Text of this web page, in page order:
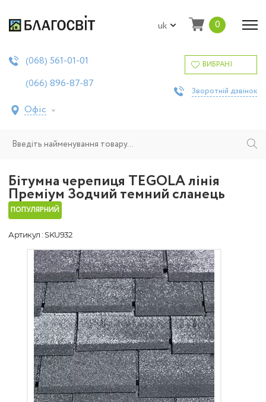
uk 0
(068) 561-01-01
(066) 896-87-87
Офіс
ВИБРАНІ
Зворотній дзвінок
Бітумна черепиця TEGOLA лінія
Преміум Зодчий темний сланець
ПОПУЛЯРНИЙ
Артикул : SKU932